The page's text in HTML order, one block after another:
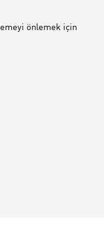
önlemek için